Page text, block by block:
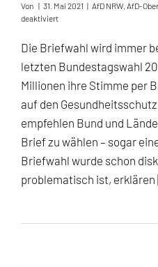
Von | 31. Mai 2021 | AfD NRW, AfD-
deaktiviertfür
Gründe
gegen
die
Briefwahl
Die Briefwahl wird immer
letzten Bundestagswahl
Millionen ihre Stimme per
auf den
empfehlen Bund und
Brief zu wählen – sogar
Briefwahl wurde schon
problematisch ist,